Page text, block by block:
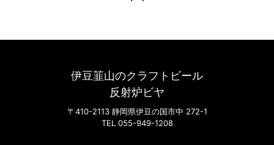
伊豆韮山のクラフトビール
反射炉ビヤ
〒410-2113 静岡県伊豆の国市中 272-1
TEL 055-949-1208